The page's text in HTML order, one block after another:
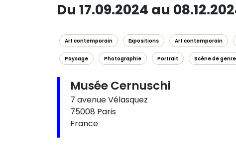
Du 17.09.2024 au
Art contemporain Expositions Art contemporain
Paysage Photographie Portrait Scène de genre
Musée Cernuschi
7 avenue Vélasquez
75008 Paris
France